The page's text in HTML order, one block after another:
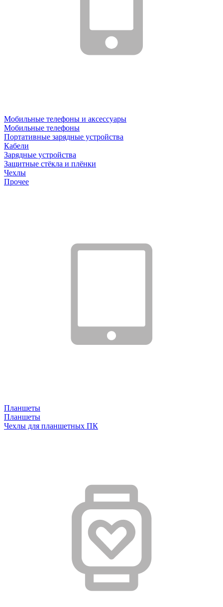
Мобильные телефоны и аксессуары
Мобильные телефоны
Портативные зарядные устройства
Кабели
Зарядные устройства
Защитные стёкла и плёнки
Чехлы
Прочее
Планшеты
Планшеты
Чехлы для планшетных ПК